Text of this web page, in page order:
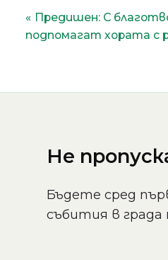
Навигация
Предишен: С
подпомагат хората с
Не
Бъдете сред
събития в града